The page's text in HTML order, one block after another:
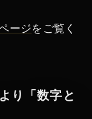
ージをご覧く
り「数字と